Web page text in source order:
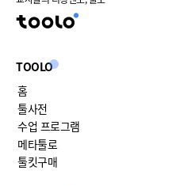
TOOLO
홈
툴사전
수업 프로그램
메타툴로
툴킷구매